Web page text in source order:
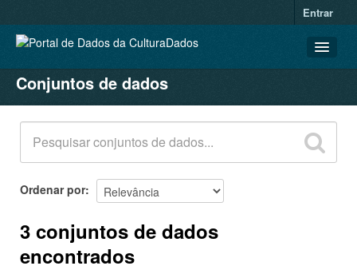
Entrar
CONJUNTOS DE DADOS
ORGANIZAÇÕES
GRUPOS
SOBRE
Conjuntos de dados
Ordenar por
3 conjuntos de dados
encontrados